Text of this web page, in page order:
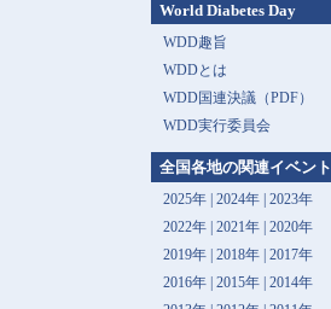
World Diabetes Day
WDD趣旨
WDDとは
WDD国連決議（PDF）
WDD実行委員会
全国各地の関連イベント
2025年| 2024年| 2023年
2022年| 2021年| 2020年
2019年| 2018年| 2017年
2016年| 2015年| 2014年